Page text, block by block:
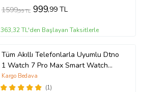
1599,99 TL 999,99 TL
363,32 TL'den Başlayan Taksitlerle
Tüm Akıllı Telefonlarla Uyumlu Dtno
1 Watch 7 Pro Max Smart Watch
Akıllı Saat + Pro 5 Bluetooth
Kulaklık (Gümüş)
(1)
Kargo Bedava